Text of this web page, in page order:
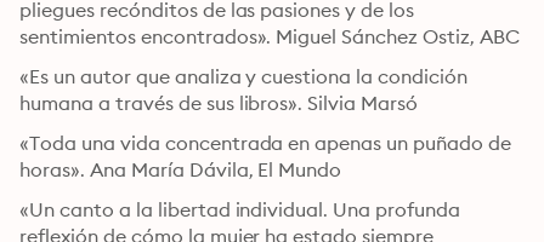
pliegues recónditos de las pasiones y de los
sentimientos encontrados». Miguel Sánchez Ostiz, ABC
«Es un autor que analiza y cuestiona la condición
humana a través de sus libros». Silvia Marsó
«Toda una vida concentrada en apenas un puñado de
horas». Ana María Dávila, El Mundo
«Un canto a la libertad individual. Una profunda
reflexión de cómo la mujer ha estado siempre